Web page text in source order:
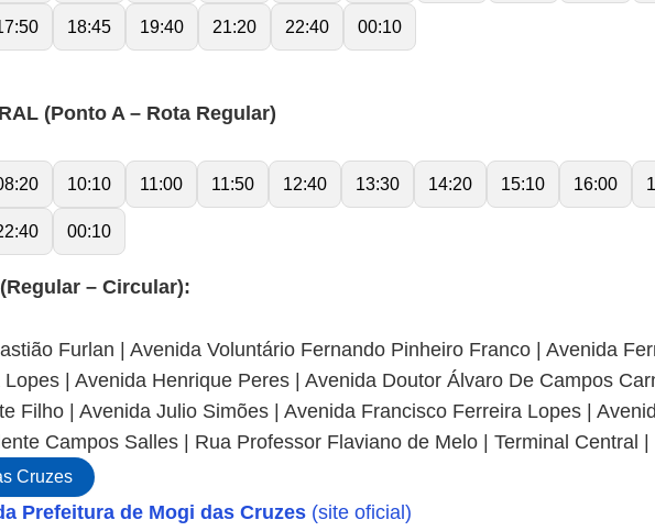
18:45 19:40 21:20 22:40 00:10
(Ponto A – Rota Regular)
10:10 11:00 11:50 12:40 13:30 14:20 15:10 16:00
00:10
– Circular):
Furlan | Avenida Voluntário Fernando Pinheiro Franco | Avenida
| Avenida Henrique Peres | Avenida Doutor Álvaro De Campos
Filho | Avenida Julio Simões | Avenida Francisco Ferreira Lopes |
Campos Salles | Rua Professor Flaviano de Melo | Terminal Central |
Cruzes
Prefeitura de Mogi das Cruzes (site oficial)